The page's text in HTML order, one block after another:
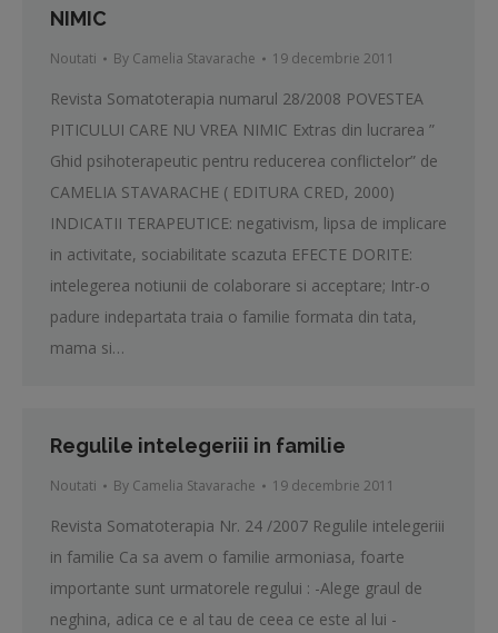
NIMIC
Noutati By Camelia Stavarache 19 decembrie 2011
Revista Somatoterapia numarul 28/2008 POVESTEA
PITICULUI CARE NU VREA NIMIC Extras din lucrarea ”
Ghid psihoterapeutic pentru reducerea conflictelor” de
CAMELIA STAVARACHE ( EDITURA CRED, 2000)
INDICATII TERAPEUTICE: negativism, lipsa de implicare
in activitate, sociabilitate scazuta EFECTE DORITE:
intelegerea notiunii de colaborare si acceptare; Intr-o
padure indepartata traia o familie formata din tata,
mama si…
Regulile intelegeriii in familie
Noutati By Camelia Stavarache 19 decembrie 2011
Revista Somatoterapia Nr. 24 /2007 Regulile intelegeriii
in familie Ca sa avem o familie armoniasa, foarte
importante sunt urmatorele regului : -Alege graul de
neghina, adica ce e al tau de ceea ce este al lui -